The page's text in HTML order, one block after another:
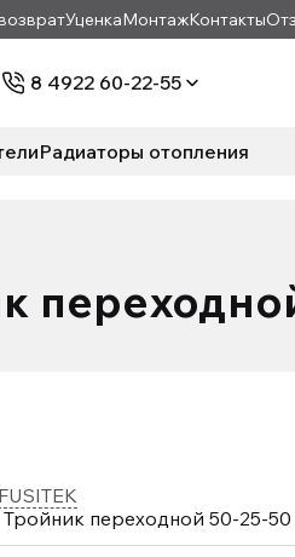
УценкаМонтажКонтакты
8 4922 60-22-55
Радиаторы отопления
FUSITEK
Тройник переходной 50-25-50